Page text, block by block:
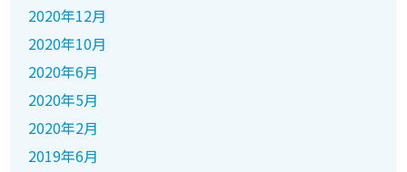
2020年12月
2020年10月
2020年6月
2020年5月
2020年2月
2019年6月